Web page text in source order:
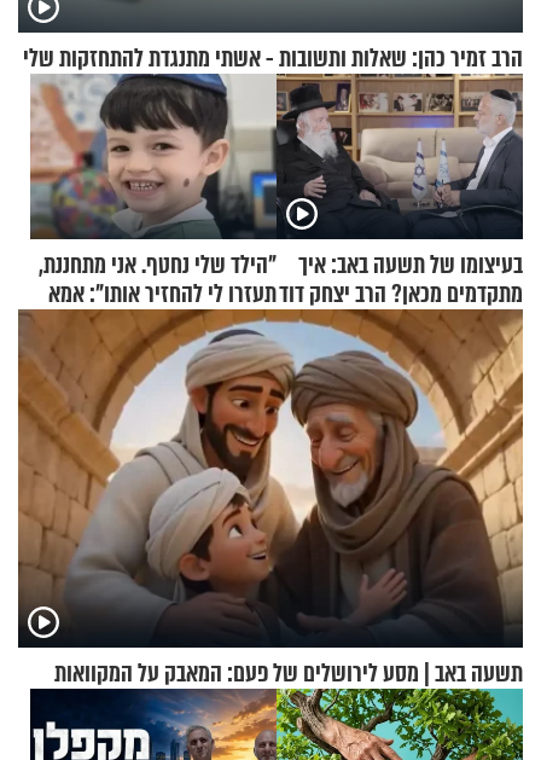
הרב זמיר כהן: שאלות ותשובות - אשתי מתנגדת להתחזקות שלי
בעיצומו של תשעה באב: איך
מתקדמים מכאן? הרב יצחק דוד
גרוסמן בשיחה מיוחדת
"הילד שלי נחטף. אני מתחננת,
תעזרו לי להחזיר אותו": אמא
של יובל בן ה-4 בריאיון דומע
תשעה באב | מסע לירושלים של פעם: המאבק על המקוואות